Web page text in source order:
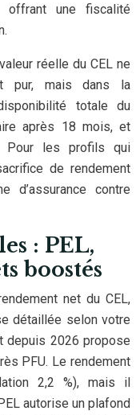
offrant une fiscalité
réelle du CEL ne
pur, mais dans la
totale du
après 18 mois, et
Pour les profils qui
de rendement
d’assurance contre
: PEL,
boostés
net du CEL,
détaillée selon votre
depuis 2026 propose
PFU. Le rendement
2,2 %), mais il
autorise un plafond